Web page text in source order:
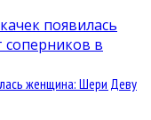
женщина: Шери Деву